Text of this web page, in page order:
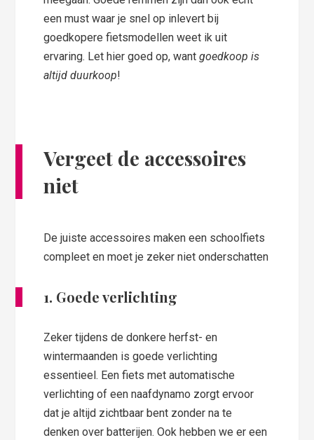
een must waar je snel op inlevert bij
goedkopere fietsmodellen weet ik uit
ervaring. Let hier goed op, wantgoedkoop is
altijd duurkoop!
Vergeet de accessoires
niet
De juiste accessoires maken een schoolfiets
compleet en moet je zeker niet onderschatten
1. Goede verlichting
Zeker tijdens de donkere herfst- en
wintermaanden is goede verlichting
essentieel. Een fiets met automatische
verlichting of een naafdynamo zorgt ervoor
dat je altijd zichtbaar bent zonder na te
denken over batterijen. Ook hebben we er een